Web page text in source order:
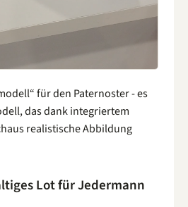
für den Paternoster - es
das dank integriertem
realistische Abbildung
Lot für Jedermann